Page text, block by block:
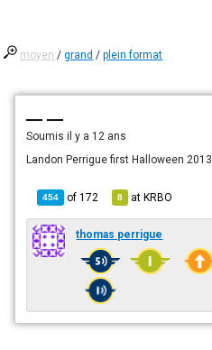
moyen /grand /plein format
— —
Soumisil y a 12 ans
Landon Perrigue first Halloween 2013
454 of172 8 atKRBO
thomas perrigue